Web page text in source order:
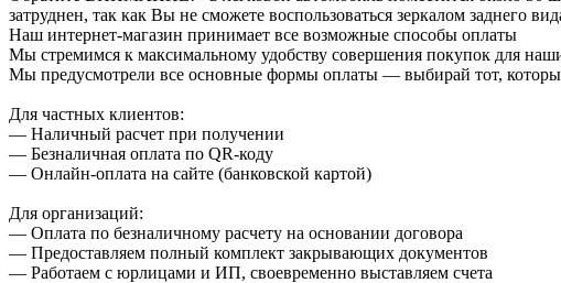
затруднен, так как Вы не сможете воспользоваться зеркалом заднего
Наш интернет-магазин принимает все возможные способы оплаты
Мы стремимся к максимальному удобству совершения покупок для
Мы предусмотрели все основные формы оплаты — выбирай тот,
Для частных клиентов:
— Наличный расчет при получении
— Безналичная оплата по QR-коду
— Онлайн-оплата на сайте (банковской картой)
Для организаций:
— Оплата по безналичному расчету на основании договора
— Предоставляем полный комплект закрывающих документов
— Работаем с юрлицами и ИП, своевременно выставляем счета